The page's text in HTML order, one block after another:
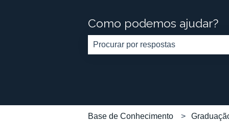
Como podemos ajudar?
Base de Conhecimento